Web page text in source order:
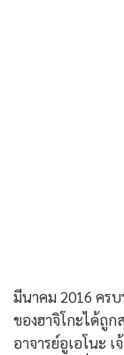
มีนาคม 2016 คร
ของฮาจิโกะได้ถู
อาจารย์อูเอโนะ